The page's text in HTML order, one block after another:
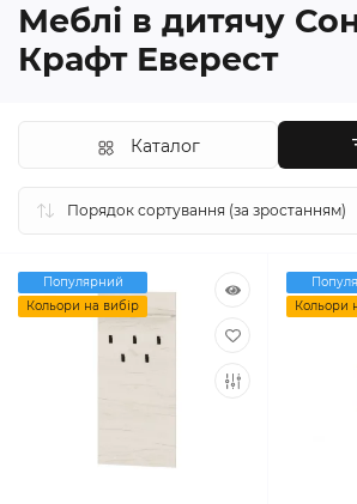
Меблі в дитячу
Крафт Еверест
Каталог
Популярний
Кольори на вибір
Кольори